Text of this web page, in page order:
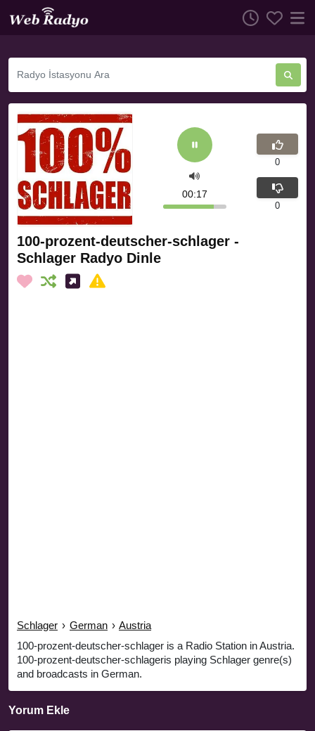
100-prozent-deutscher-schlager -
Schlager Radyo Dinle
Schlager › German › Austria
100-prozent-deutscher-schlager is a Radio Station in Austria.
100-prozent-deutscher-schlageris playing Schlager genre(s)
and broadcasts in German.
00:18
0
0
Yorum Ekle